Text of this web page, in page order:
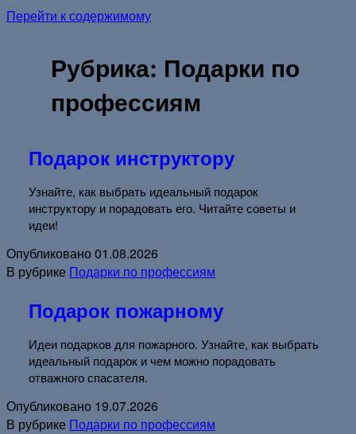
Перейти к содержимому
Рубрика: Подарки по
профессиям
Подарок инструктору
Узнайте, как выбрать идеальный подарок
инструктору и порадовать его. Читайте советы и
идеи!
Опубликовано01.08.2026
В рубрике Подарки по профессиям
Подарок пожарному
Идеи подарков для пожарного. Узнайте, как выбрать
идеальный подарок и чем можно порадовать
отважного спасателя.
Опубликовано 19.07.2026
В рубрике Подарки по профессиям